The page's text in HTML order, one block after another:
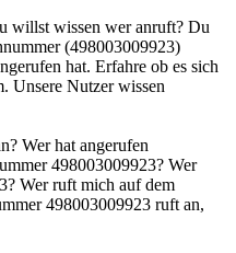
willst wissen wer anruft? Du
(498003009923)
hat. Erfahre ob es sich
Unsere Nutzer wissen
Wer hat angerufen
498003009923? Wer
Wer ruft mich auf dem
498003009923 ruft an,